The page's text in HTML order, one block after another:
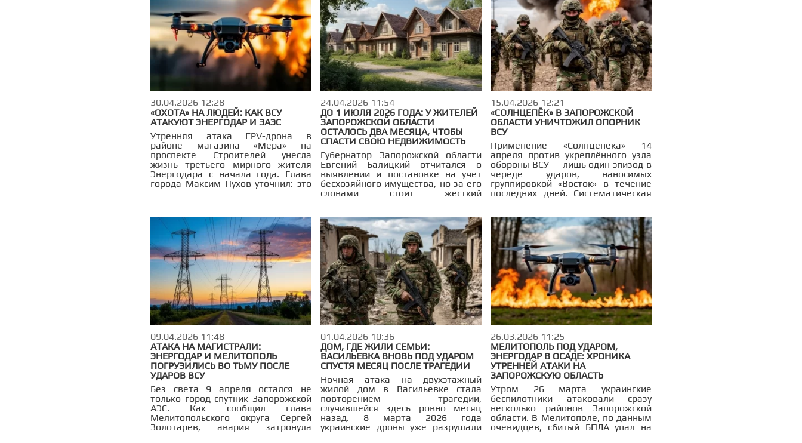
30.04.2026 12:28
«ОХОТА» НА ЛЮДЕЙ: КАК ВСУ
АТАКУЮТ ЭНЕРГОДАР И ЗАЭС
Утренняя атака FPV-дрона в
районе магазина «Мера» на
проспекте Строителей унесла
жизнь третьего мирного жителя
Энергодара с начала года. Глава
города Максим Пухов уточнил: это
января. Причем всего за две
по транспортному цеху
Запорожской АЭС погиб водитель —
сотрудник станции.
24.04.2026 11:54
ДО 1 ИЮЛЯ 2026 ГОДА: У ЖИТЕЛЕЙ
ЗАПОРОЖСКОЙ ОБЛАСТИ
ОСТАЛОСЬ ДВА МЕСЯЦА, ЧТОБЫ
СПАСТИ СВОЮ НЕДВИЖИМОСТЬ
Губернатор Запорожской области
Евгений Балицкий отчитался о
выявлении и постановке на учет
бесхозяйного имущества, но за его
словами стоит жесткий
юридический факт, о котором
Крайний срок для владельцев
квартир и домов в новых регионах
— 1 июля 2026 года.
15.04.2026 12:21
«СОЛНЦЕПЁК» В ЗАПОРОЖСКОЙ
ОБЛАСТИ УНИЧТОЖИЛ ОПОРНИК
ВСУ
Применение «Солнцепека» 14
апреля против укреплённого узла
обороны ВСУ — лишь один эпизод в
череде ударов, наносимых
группировкой «Восток» в течение
последних дней. Систематическая
работа российской артиллерии и
тотального давления на
украинские позиции.
09.04.2026 11:48
АТАКА НА МАГИСТРАЛИ:
ЭНЕРГОДАР И МЕЛИТОПОЛЬ
ПОГРУЗИЛИСЬ ВО ТЬМУ ПОСЛЕ
УДАРОВ ВСУ
Без света 9 апреля остался не
только город-спутник Запорожской
АЭС. Как сообщил глава
Мелитопольского округа Сергей
Золотарев, авария затронула
магистральные сети, оставив без
01.04.2026 10:36
ДОМ, ГДЕ ЖИЛИ СЕМЬИ:
ВАСИЛЬЕВКА ВНОВЬ ПОД УДАРОМ
СПУСТЯ МЕСЯЦ ПОСЛЕ ТРАГЕДИИ
Ночная атака на двухэтажный
жилой дом в Васильевке стала
повторением трагедии,
случившейся здесь ровно месяц
назад. 8 марта 2026 года
украинские дроны уже разрушали
многоквартирные дома на улице
26.03.2026 11:25
МЕЛИТОПОЛЬ ПОД УДАРОМ,
ЭНЕРГОДАР В ОСАДЕ: ХРОНИКА
УТРЕННЕЙ АТАКИ НА
ЗАПОРОЖСКУЮ ОБЛАСТЬ
Утром 26 марта украинские
беспилотники атаковали сразу
несколько районов Запорожской
области. В Мелитополе, по данным
очевидцев, сбитый БПЛА упал на
крышу жилого дома в